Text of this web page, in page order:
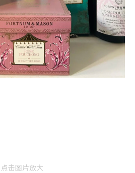
点击图片放大